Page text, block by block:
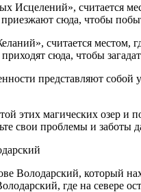
Исцелений», считается
сюда, чтобы
считается местом,
сюда, чтобы
представляют
этих магических озер
свои проблемы и заботы
Володарский, который
где на севере